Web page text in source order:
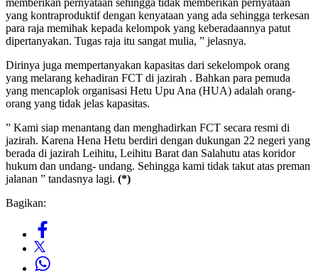
yang kontraproduktif dengan kenyataan yang ada sehingga terkesan
para raja memihak kepada kelompok yang keberadaannya patut
dipertanyakan. Tugas raja itu sangat mulia, ” jelasnya.
Dirinya juga mempertanyakan kapasitas dari sekelompok orang
yang melarang kehadiran FCT di jazirah . Bahkan para pemuda
yang mencaplok organisasi Hetu Upu Ana (HUA) adalah orang-
orang yang tidak jelas kapasitas.
” Kami siap menantang dan menghadirkan FCT secara resmi di
jazirah. Karena Hena Hetu berdiri dengan dukungan 22 negeri yang
berada di jazirah Leihitu, Leihitu Barat dan Salahutu atas koridor
hukum dan undang- undang. Sehingga kami tidak takut atas preman
jalanan ” tandasnya lagi. (*)
Bagikan: